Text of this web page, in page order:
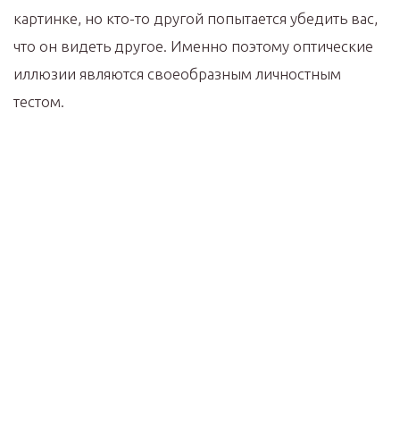
картинке, но кто-то другой попытается убедить вас,
что он видеть другое. Именно поэтому оптические
иллюзии являются своеобразным личностным
тестом.